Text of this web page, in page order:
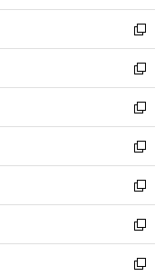
開
く
ウ
で
開
く
ン
ド
ウ
で
開
く
ウ
ィ
ン
ド
ウ
で
開
く
新
し
い
ウ
ィ
ン
ド
ウ
で
開
く
新
し
い
ウ
ィ
ン
ド
ウ
で
開
く
新
し
い
ウ
ィ
ン
ド
ウ
で
新
し
い
ウ
ィ
ン
ド
新
し
い
ウ
ィ
新
し
い
新